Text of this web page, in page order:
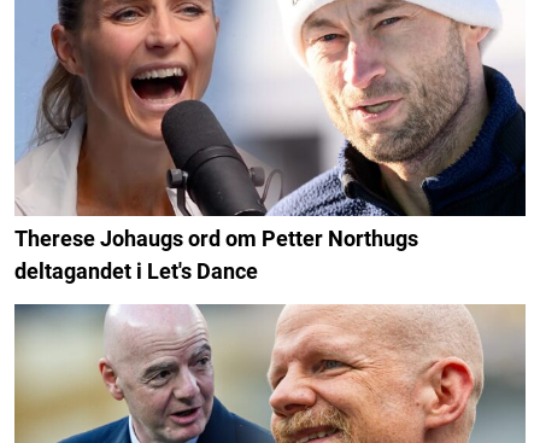
Therese Johaugs ord om Petter Northugs
deltagandet i Let's Dance